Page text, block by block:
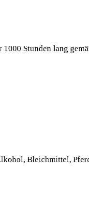
Stunden lang
Bleichmittel,